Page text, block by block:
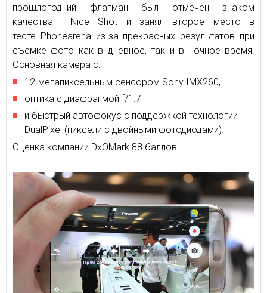
прошлогодний флагман был отмечен знаком
качества Nice Shot и занял второе место в
тесте Phonearena из-за прекрасных результатов при
съемке фото как в дневное, так и в ночное время.
Основная камера с:
12-мегапиксельным сенсором Sony IMX260,
оптика с диафрагмой f/1.7
и быстрый автофокус с поддержкой технологии
DualPixel (пиксели с двойными фотодиодами).
Оценка компании DxOMark 88 баллов.